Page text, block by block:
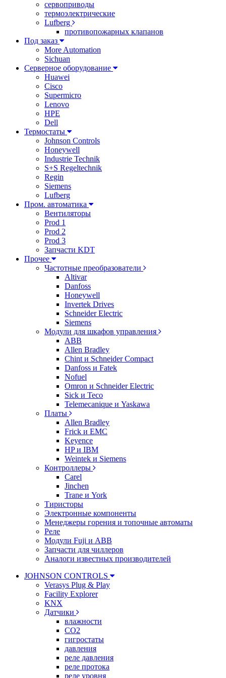
сервоприводы
термоэлектрические
Lufberg
противопожарных клапанов
Под заказ
More Automation
Sichuan
Серверное оборудование
Huawei
Cisco
Supermicro
Lenovo
HPE
Dell
Термостаты
Johnson Controls
Honeywell
Industrie Technik
S+S Regeltechnik
Regin
Siemens
Lufberg
Пром. автоматика
Вентиляторы
Prod 1
Prod 2
Prod 3
Запчасти KDT
Прочее
Частотные преобразователи
Altivar
Danfoss
Honeywell
Invertek Drives
Schneider Electric
Siemens
Модули для шкафов управления
ABB
Allen Bradley
Chint и Schneider Compact
Danfoss и Fatek
Nofuel
Omron и Schneider Electric
Sick и Teco
Telemecanique и Yaskawa
Платы
Allen Bradley
Frick и EMC
Keyence
HP и IBM
Weintek и Siemens
Контроллеры
Carel
Jinchen
Trane и York
Тиристоры
Электронные компоненты
Менеджеры горения и топочные автоматы
Реле
Модули Fuji и ABB
Запчасти для чиллеров
Аналоги известных производителей
JOHNSON CONTROLS
Verasys Plug & Play
Facility Explorer
KNX
Датчики
влажности
CO2
гигростаты
давления
реле давления
реле протока
реле уровня